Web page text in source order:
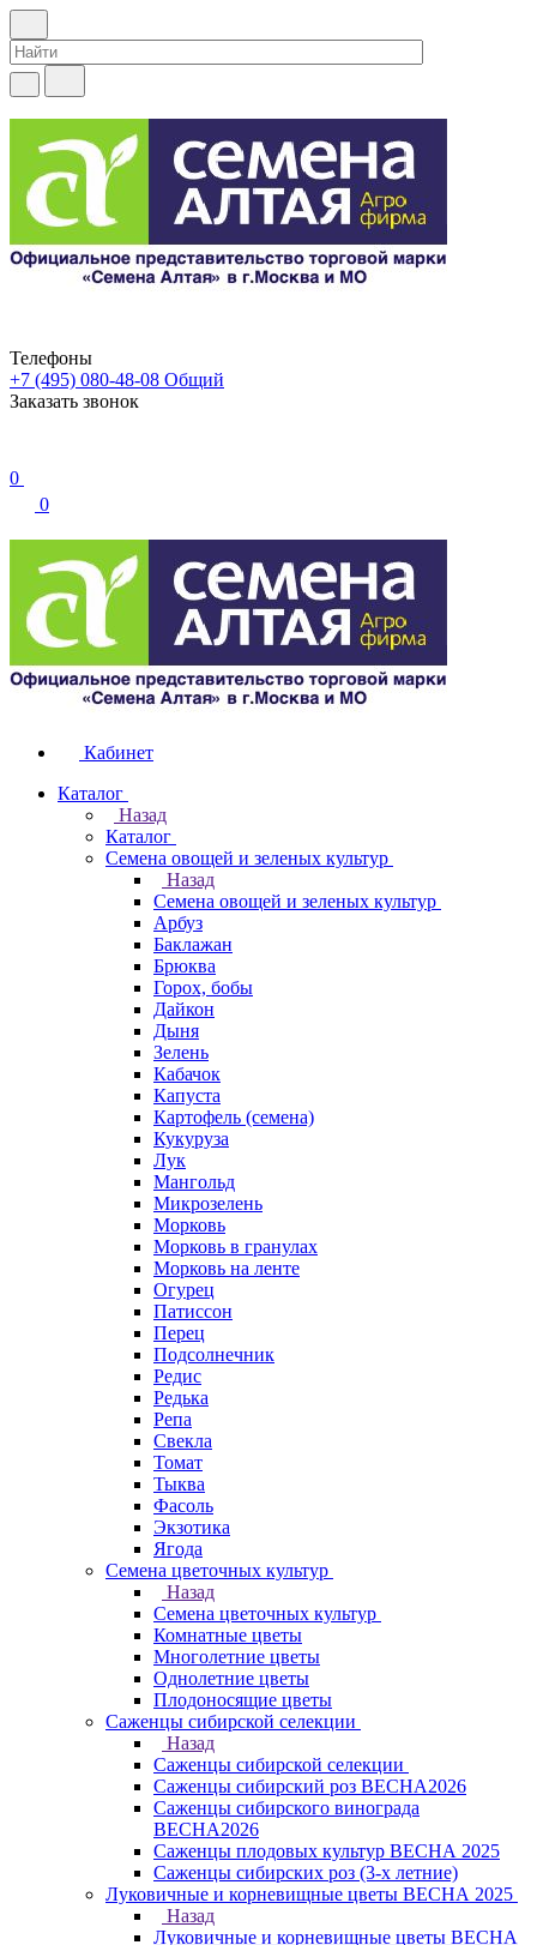
Телефоны
+7 (495) 080-48-08 Общий
Заказать звонок
0
0
Кабинет
Каталог
Назад
Каталог
Семена овощей и зеленых культур
Назад
Семена овощей и зеленых культур
Арбуз
Баклажан
Брюква
Горох, бобы
Дайкон
Дыня
Зелень
Кабачок
Капуста
Картофель (семена)
Кукуруза
Лук
Мангольд
Микрозелень
Морковь
Морковь в гранулах
Морковь на ленте
Огурец
Патиссон
Перец
Подсолнечник
Редис
Редька
Репа
Свекла
Томат
Тыква
Фасоль
Экзотика
Ягода
Семена цветочных культур
Назад
Семена цветочных культур
Комнатные цветы
Многолетние цветы
Однолетние цветы
Плодоносящие цветы
Саженцы сибирской селекции
Назад
Саженцы сибирской селекции
Саженцы сибирский роз ВЕСНА2026
Саженцы сибирского винограда
ВЕСНА2026
Саженцы плодовых культур ВЕСНА 2025
Саженцы сибирских роз (3-х летние)
Луковичные и корневищные цветы ВЕСНА 2025
Назад
Луковичные и корневищные цветы ВЕСНА